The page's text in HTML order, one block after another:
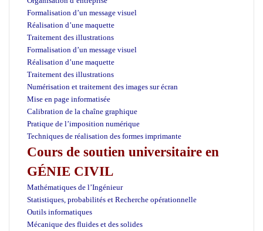
Formalisation d’un message visuel
Réalisation d’une maquette
Traitement des illustrations
Formalisation d’un message visuel
Réalisation d’une maquette
Traitement des illustrations
Numérisation et traitement des images sur écran
Mise en page informatisée
Calibration de la chaîne graphique
Pratique de l’imposition numérique
Techniques de réalisation des formes imprimante
Cours de soutien universitaire en
GÉNIE CIVIL
Mathématiques de l’Ingénieur
Statistiques, probabilités et Recherche opérationnelle
Outils informatiques
Mécanique des fluides et des solides